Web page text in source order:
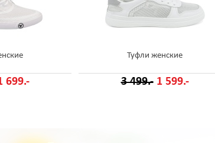
699.-
Туфли женские
3 499.- 1 599.-